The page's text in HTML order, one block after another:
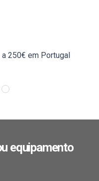
250€ em Portugal
equipamento